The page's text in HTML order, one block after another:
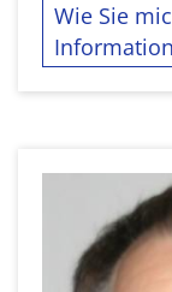
Wie Sie